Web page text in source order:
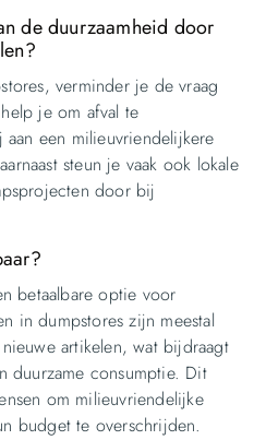
de duurzaamheid door
verminder je de vraag
je om afval te
een milieuvriendelijkere
steun je vaak ook lokale
door bij
betaalbare optie voor
in dumpstores zijn meestal
artikelen, wat bijdraagt
duurzame consumptie. Dit
om milieuvriendelijke
budget te overschrijden.